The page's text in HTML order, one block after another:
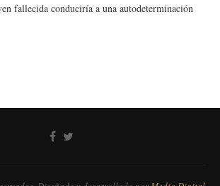
fallecida conduciría a una autodeterminación